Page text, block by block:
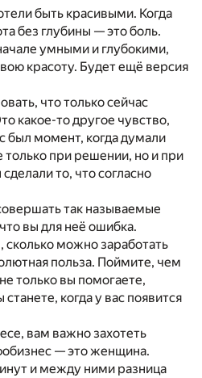
быть красивыми. Когда
без глубины — это боль.
умными и глубокими,
красоту. Будет ещё версия
что только сейчас
какое-то другое чувство,
был момент, когда думали
только при решении, но и при
то, что согласно
так называемые
вы для неё ошибка.
сколько можно заработать
польза. Поймите, чем
только вы помогаете,
когда у вас появится
вам важно захотеть
— это женщина.
и между ними разница